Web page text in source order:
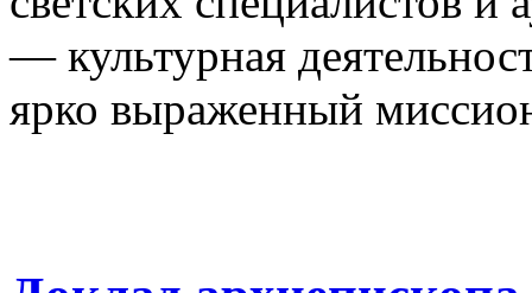
— культурная
ярко выраженный